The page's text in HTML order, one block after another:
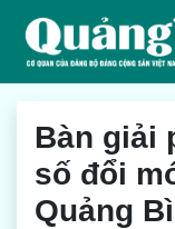
Bàn giải
số đổi
Quảng